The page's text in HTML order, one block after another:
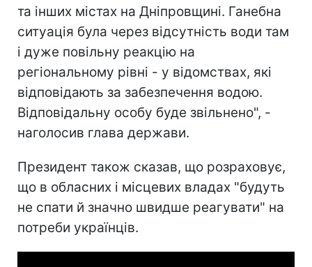
та інших містах на Дніпровщині. Ганебна
ситуація була через відсутність води там
і дуже повільну реакцію на
регіональному рівні - у відомствах, які
відповідають за забезпечення водою.
Відповідальну особу буде звільнено", -
наголосив глава держави.
Президент також сказав, що розраховує,
що в обласних і місцевих владах "будуть
не спати й значно швидше реагувати" на
потреби українців.